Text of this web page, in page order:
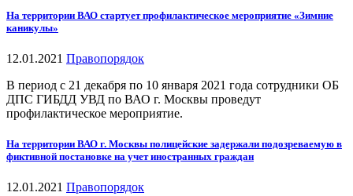
На территории ВАО стартует профилактическое мероприятие «Зимние
каникулы»
12.01.2021 Правопорядок
В период с 21 декабря по 10 января 2021 года сотрудники ОБ
ДПС ГИБДД УВД по ВАО г. Москвы проведут
профилактическое мероприятие.
На территории ВАО г. Москвы полицейские задержали подозреваемую в
фиктивной постановке на учет иностранных граждан
12.01.2021 Правопорядок